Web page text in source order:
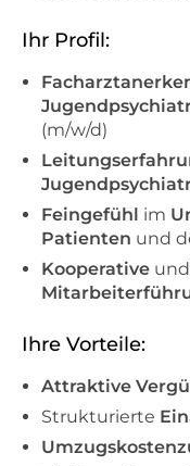
Ihr Profil:
(m/w/d)
Feingefühl im
Patienten und
Kooperative und
Ihre Vorteile:
Attraktive
Strukturierte